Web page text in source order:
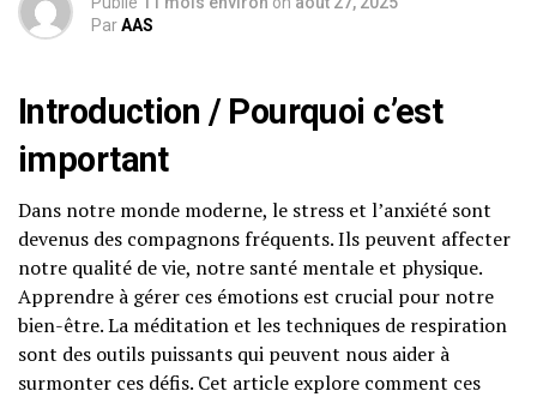
ParAAS
Introduction / Pourquoi c’est
important
Dans notre monde moderne, le stress et l’anxiété sont
devenus des compagnons fréquents. Ils peuvent affecter
notre qualité de vie, notre santé mentale et physique.
Apprendre à gérer ces émotions est crucial pour notre
bien-être. La méditation et les techniques de respiration
sont des outils puissants qui peuvent nous aider à
surmonter ces défis. Cet article explore comment ces